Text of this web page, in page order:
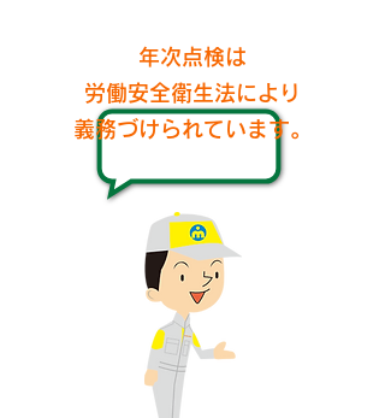
年次点検は
労働安全衛生法により
義務づけられています。